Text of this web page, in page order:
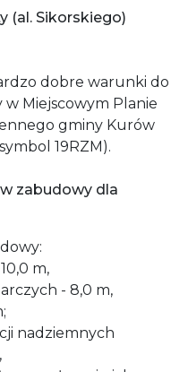
(al. Sikorskiego)
dobre warunki do
Miejscowym Planie
gminy Kurów
19RZM).
zabudowy dla
m,
- 8,0 m,
nadziemnych